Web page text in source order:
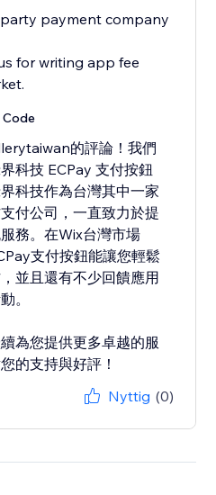
payment company
for writing app fee
的評論！我們
科技 ECPay 支付按鈕
科技作為台灣其中一家
付公司，一直致力於提
務。在Wix台灣市場
支付按鈕能讓您輕鬆
並且還有不少回饋應用
。
為您提供更多卓越的服
的支持與好評！
Nyttig (0)